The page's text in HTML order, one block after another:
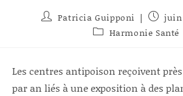
Auteur/autrice
Patricia Guipponi
publiée :
juin
PostHarmonie Santé
Les centres antipoison reçoivent près
par an liés à une exposition à des